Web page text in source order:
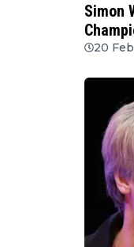
Simon
20